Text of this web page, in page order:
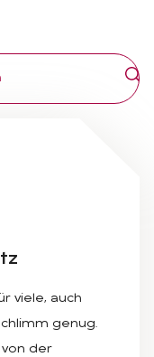
viele, auch
genug.
der